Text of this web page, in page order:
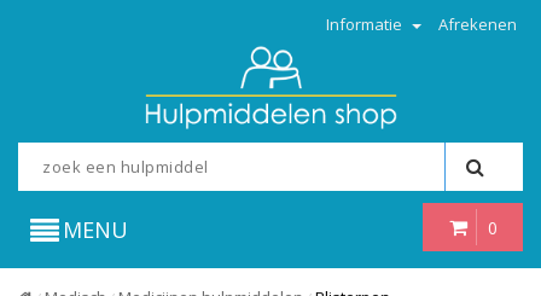
Informatie Afrekenen
0
MENU